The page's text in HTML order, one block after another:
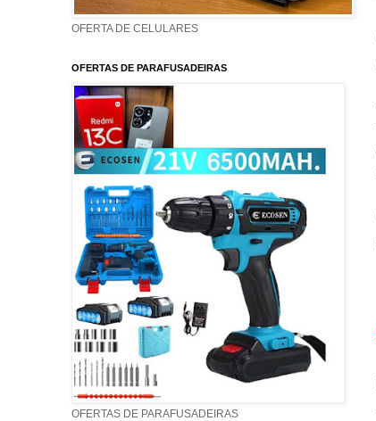
OFERTA DE CELULARES
OFERTAS DE PARAFUSADEIRAS
OFERTAS DE PARAFUSADEIRAS